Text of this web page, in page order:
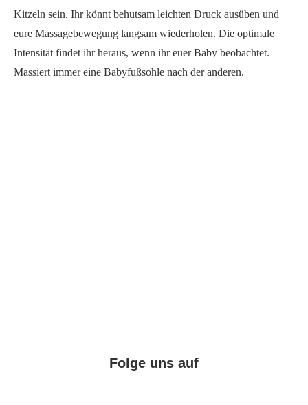
Kitzeln sein. Ihr könnt behutsam leichten Druck ausüben und
eure Massagebewegung langsam wiederholen. Die optimale
Intensität findet ihr heraus, wenn ihr euer Baby beobachtet.
Massiert immer eine Babyfußsohle nach der anderen.
Folge uns auf